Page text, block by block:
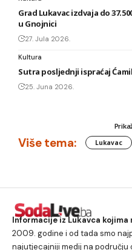
Grad Lukavac izdvaja do
u Gnojnici
27. Jula 2026.
Kultura
Sutra posljednji ispraćaj
25. Juna 2026.
Više tema: Lukavac
Informacije iz Lukavca
2009. godine i od tada smo
najutjecajniji medij na području